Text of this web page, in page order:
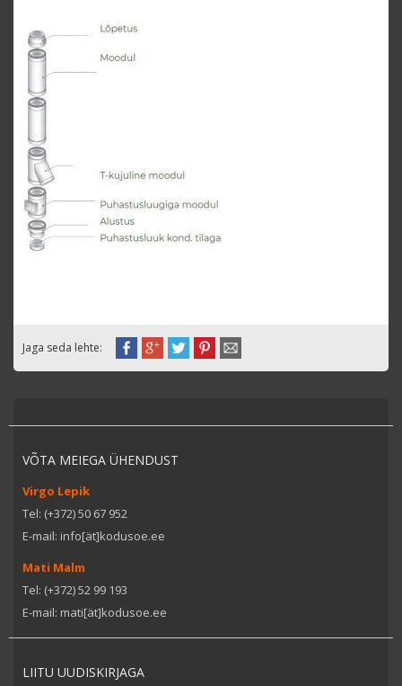
Jaga seda lehte:
VÕTA MEIEGA ÜHENDUST
Virgo Lepik
Tel: (+372) 50 67 952
E-mail: info[ät]kodusoe.ee
Mati Malm
Tel: (+372) 52 99 193
E-mail: mati[ät]kodusoe.ee
LIITU UUDISKIRJAGA